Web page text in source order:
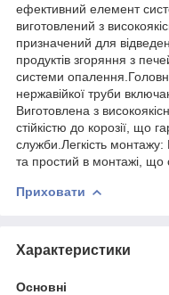
ефективний елемент
виготовлений з
призначений для
продуктів згоряння з
системи
нержавійкої труби
Виготовлена з
стійкістю до корозії, що
служби.Легкість
та простий в монтажі, що
Приховати
Характеристики
Основні